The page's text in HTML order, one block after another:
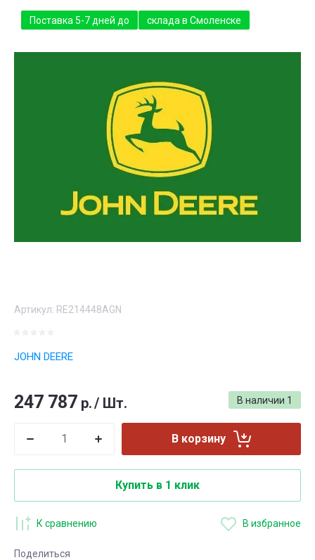
Поставка 5-7 дней до склада в Смоленске
Артикул: RE214448AGN
JOHN DEERE
В наличии 1
247 787 р./ Шт.
В корзину
Купить в 1 клик
К сравнению В избранное
Поделиться